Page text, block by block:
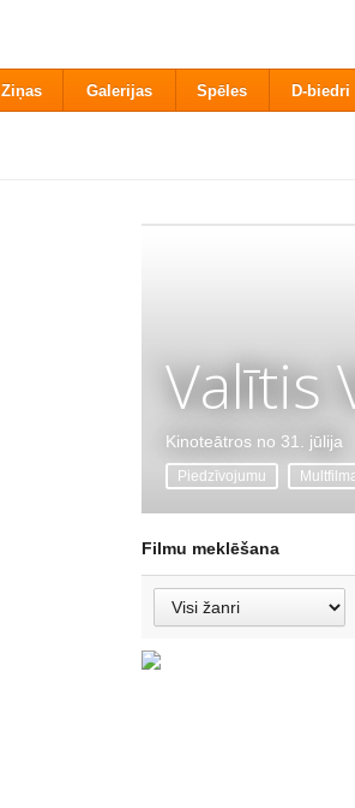
Ziņas Galerijas Spēles D-biedri
Valītis
Kinoteātros no 31. jūlija
Piedzīvojumu
Filmu meklēšana